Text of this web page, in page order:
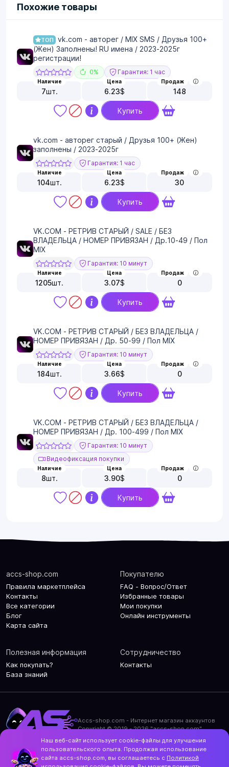
Похожие товары
ТОП
vk.com - авторег / MIX SMS / Друзья 100+
(Жен) Заполнены! RU имена / 2023-2025г
регистрации!
0% Гарантия: 1 час
Наличие
7шт.
Цена
6.23$
Продаж
148
Купить
vk.com - авторег старый / Друзья 100+ (Жен)
заполнены / 2023-2025г
Гарантия: 1 час
Наличие
104шт.
Цена
6.23$
Продаж
30
Купить
VK.COM - РЕТРИВ СТАРЫЙ / SALE / БЕЗ
ВЛАДЕЛЬЦА / НОМЕР ПРИВЯЗАН / Др.10-49 / Пол
MIX
Гарантия: 10 минут
Наличие
1205шт.
Цена
3.07$
Продаж
0
Купить
VK.COM - РЕТРИВ СТАРЫЙ / БЕЗ ВЛАДЕЛЬЦА /
НОМЕР ПРИВЯЗАН / Др. 50-99 / Пол MIX
Гарантия: 10 минут
Наличие
184шт.
Цена
3.66$
Продаж
0
Купить
VK.COM - РЕТРИВ СТАРЫЙ / БЕЗ ВЛАДЕЛЬЦА /
НОМЕР ПРИВЯЗАН / Др. 100-499 / Пол MIX
Гарантия: 10 минут
Видеофиксация покупки
Наличие
8шт.
Цена
3.90$
Продаж
0
Купить
accs-shop.com
Правила маркетплейса
Контакты
Все категории
Блог
Карта сайта
Покупателю
FAQ - Вопрос/Ответ
Избранные товары
Мои покупки
Онлайн инструменты
Полезная информация
Как покупать?
База знаний
Сотрудничество
Контакты
Accs-shop.com - Интернет магазин аккаунтов
Copyright © 2019 - 2026 "accs-shop.com"
Политика использования cookie-файлов
Контакты и актуальный адрес сайта
Наш веб-сайт использует cookie-файлы для улучшения
пользовательского опыта. Продолжая использование
сайта accs-shop.com, вы соглашаетесь с Политикой